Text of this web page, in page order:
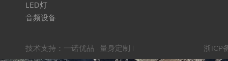
LED灯
音频设备
技术支持： 一诺优品 · 量身定制 | 浙ICP